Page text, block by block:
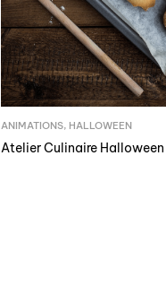
ANIMATIONS, HALLOWEEN
Atelier Culinaire Halloween